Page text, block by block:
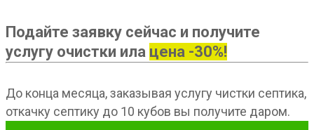
Подайте заявку сейчас и получите
услугу очистки ила цена -30%!
До конца месяца, заказывая услугу чистки септика,
откачку септику до 10 кубов вы получите даром.